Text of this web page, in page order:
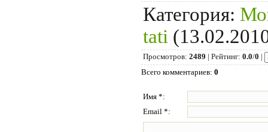
Категория:
tati
Просмотров: 2489 | Рейтинг: 0.0/0 |
Всего комментариев: 0
Имя *:
Email *: